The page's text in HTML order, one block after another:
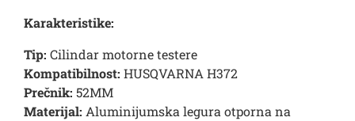
Karakteristike:
Tip: Cilindar motorne testere
Kompatibilnost: HUSQVARNA H372
Prečnik: 52MM
Materijal: Aluminijumska legura otporna na